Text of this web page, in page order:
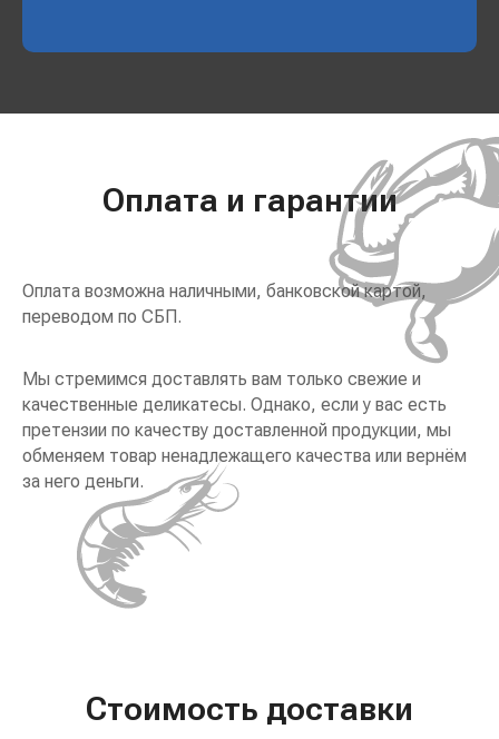
Оплата и гарантии
Оплата возможна наличными, банковской картой,
переводом по СБП.
Мы стремимся доставлять вам только свежие и
качественные деликатесы. Однако, если у вас есть
претензии по качеству доставленной продукции, мы
обменяем товар ненадлежащего качества или вернём
за него деньги.
Стоимость доставки